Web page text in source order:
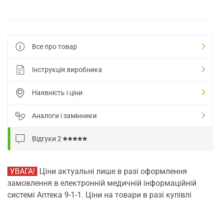
Все про товар
Інструкція виробника
Наявність і ціни
Аналоги і замінники
Відгуки 2
УВАГА! Ціни актуальні лише в разі оформлення
замовлення в електронній медичній інформаційній
системі Аптека 9-1-1. Ціни на товари в разі купівлі